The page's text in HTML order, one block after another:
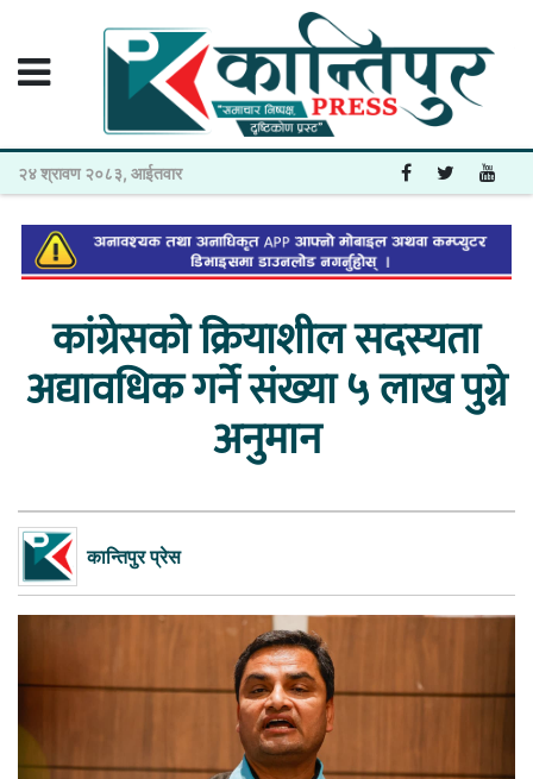
२४ श्रावण २०८३, आईतवार
कांग्रेसको क्रियाशील सदस्यता
अद्यावधिक गर्ने संख्या ५ लाख पुग्ने
अनुमान
कान्तिपुर प्रेस